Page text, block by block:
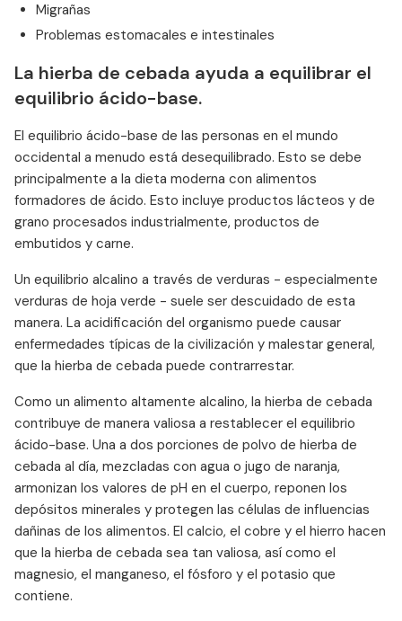
Migrañas
Problemas estomacales e intestinales
La hierba de cebada ayuda a equilibrar el
equilibrio ácido-base.
El equilibrio ácido-base de las personas en el mundo
occidental a menudo está desequilibrado. Esto se debe
principalmente a la dieta moderna con alimentos
formadores de ácido. Esto incluye productos lácteos y de
grano procesados industrialmente, productos de
embutidos y carne.
Un equilibrio alcalino a través de verduras - especialmente
verduras de hoja verde - suele ser descuidado de esta
manera. La acidificación del organismo puede causar
enfermedades típicas de la civilización y malestar general,
que la hierba de cebada puede contrarrestar.
Como un alimento altamente alcalino, la hierba de cebada
contribuye de manera valiosa a restablecer el equilibrio
ácido-base. Una a dos porciones de polvo de hierba de
cebada al día, mezcladas con agua o jugo de naranja,
armonizan los valores de pH en el cuerpo, reponen los
depósitos minerales y protegen las células de influencias
dañinas de los alimentos. El calcio, el cobre y el hierro hacen
que la hierba de cebada sea tan valiosa, así como el
magnesio, el manganeso, el fósforo y el potasio que
contiene.